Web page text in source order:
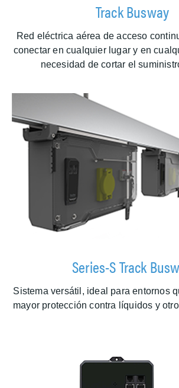
Track Busway
Red eléctrica aérea de acceso
conectar en cualquier lugar y en
necesidad de cortar el
Series-S Track
Sistema versátil, ideal para entornos
mayor protección contra líquidos y